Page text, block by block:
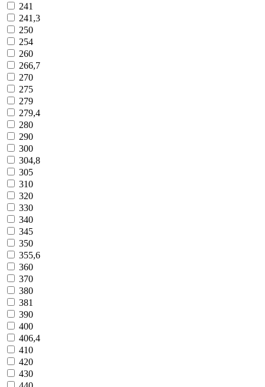
241
241,3
250
254
260
266,7
270
275
279
279,4
280
290
300
304,8
305
310
320
330
340
345
350
355,6
360
370
380
381
390
400
406,4
410
420
430